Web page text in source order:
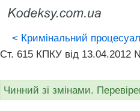
< Кримінальний
Ст. 615 КПКУ від 13.04.2012
Чинний зі змінами.